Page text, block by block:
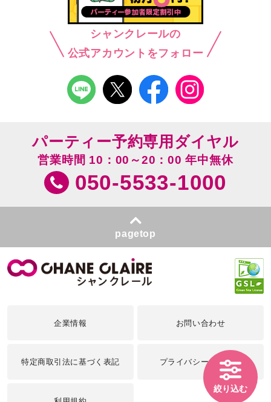
シャンクレールの
公式アカウントをフォロー
絞り込む
パーティー予約専用ダイヤル
営業時間 10：00～20：00 年中無休
050-5533-1000
pagetop
企業情報 お問い合わせ
特定商取引法に基づく表記 プライバシーポリシー